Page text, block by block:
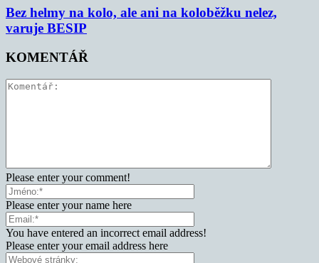
Bez helmy na kolo, ale ani na koloběžku nelez,
varuje BESIP
KOMENTÁŘ
Please enter your comment!
Please enter your name here
You have entered an incorrect email address!
Please enter your email address here